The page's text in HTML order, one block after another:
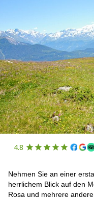
4.8
Nehmen Sie an einer
herrlichem Blick auf den
Rosa und mehrere